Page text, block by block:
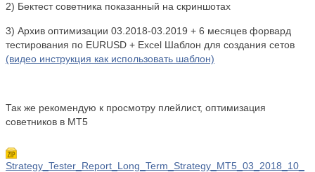
2) Бектест советника показанный на скриншотах
3) Архив оптимизации 03.2018-03.2019 + 6 месяцев форвард
тестирования по EURUSD + Excel Шаблон для создания сетов
(видео инструкция как использовать шаблон)
Так же рекомендую к просмотру плейлист, оптимизация
советников в МТ5
Strategy_Tester_Report_Long_Term_Strategy_MT5_03_2018_10_